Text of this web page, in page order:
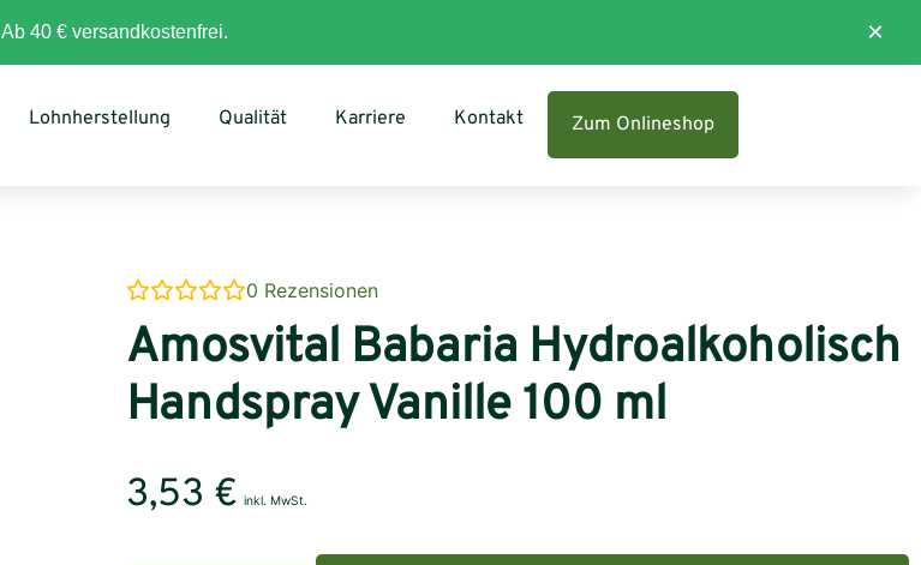
Ab 40 € versandkostenfrei. ×
Lohnherstellung Qualität Karriere Kontakt Zum Onlineshop
0 Rezensionen
Amosvital Babaria Hydroalkoholisch
Handspray Vanille 100 ml
3,53 € inkl. MwSt.